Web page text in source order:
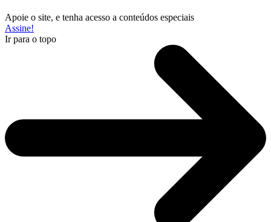
Apoie o site, e tenha acesso a conteúdos especiais
Assine!
Ir para o topo